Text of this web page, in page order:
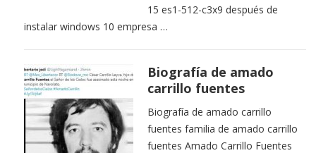
15 es1-512-c3x9 después de
instalar windows 10 empresa …
Biografía de amado
carrillo fuentes
Biografía de amado carrillo
fuentes familia de amado carrillo
fuentes Amado Carrillo Fuentes